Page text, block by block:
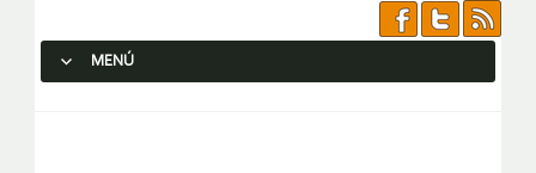
MENÚ